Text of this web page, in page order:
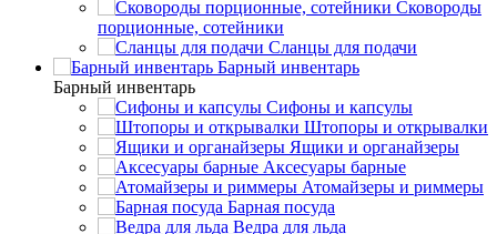
Сковороды
порционные, сотейники
Сланцы для подачи
Барный инвентарь
Барный инвентарь
Сифоны и капсулы
Штопоры и открывалки
Ящики и органайзеры
Аксесуары барные
Атомайзеры и риммеры
Барная посуда
Ведра для льда